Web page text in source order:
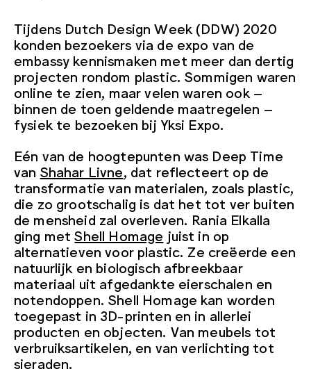
Tijdens Dutch Design Week (DDW) 2020
konden bezoekers via de expo van de
embassy kennismaken met meer dan dertig
projecten rondom plastic. Sommigen waren
online te zien, maar velen waren ook –
binnen de toen geldende maatregelen –
fysiek te bezoeken bij Yksi Expo.
Eén van de hoogtepunten was Deep Time
van Shahar Livne, dat reflecteert op de
transformatie van materialen, zoals plastic,
die zo grootschalig is dat het tot ver buiten
de mensheid zal overleven. Rania Elkalla
ging metShell Homage juist in op
alternatieven voor plastic. Ze creëerde een
natuurlijk en biologisch afbreekbaar
materiaal uit afgedankte eierschalen en
notendoppen. Shell Homage kan worden
toegepast in 3D-printen en in allerlei
producten en objecten. Van meubels tot
verbruiksartikelen, en van verlichting tot
sieraden.